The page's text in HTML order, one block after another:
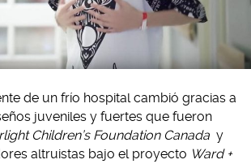
de un frío hospital cambió gracias a
juveniles y fuertes que fueron
Children’s Foundation Canada y
altruistas bajo el proyecto Ward +